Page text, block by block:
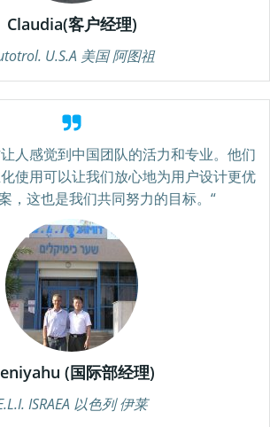
Claudia(客户经理)
U.S.A 美国 阿图祖
人感觉到中国团队的活力和专业。他们
使用可以让我们放心地为用户设计更优
，这也是我们共同努力的目标。 “
(国际部经理)
ISRAEA 以色列 伊莱